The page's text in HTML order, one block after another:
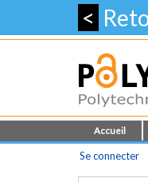
<
Accueil
Se connecter